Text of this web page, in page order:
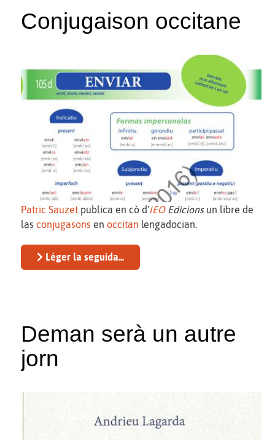
Conjugaison occitane
Patric Sauzet publica en cò d'IEOEdicionsun libre de
las conjugasons en occitan lengadocian.
Léger la seguida...
Deman serà un autre
jorn